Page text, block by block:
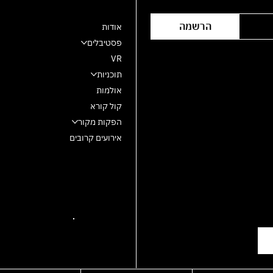
הרשמה
אודות
פסטיבלים
VR
תוכניות
אולמות
קול קורא
הפקות מקור
אירועים קרובים